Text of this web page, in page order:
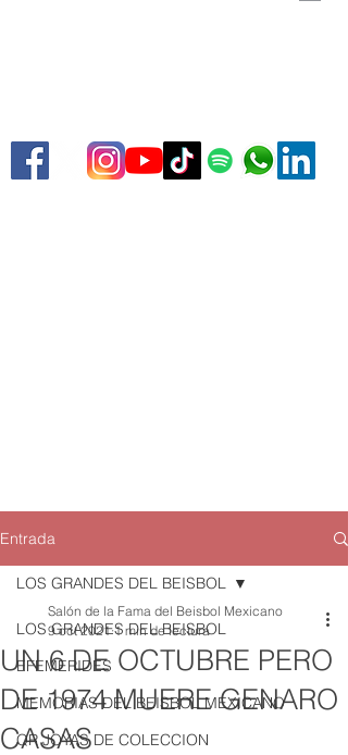
Entrada
LOS GRANDES DEL BEISBOL
EFEMERIDES
MEMORIAS DEL BEISBOL MEXICANO
QR JOYAS DE COLECCION
LOS GRANDES DEL BEISBOL
UN 6 DE OCTUBRE PERO
DE 1974 MUERE GENARO
CASAS
Salón de la Fama del Beisbol Mexicano
9 oct 2021 1 min de lectura